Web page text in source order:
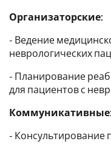
Организаторские:
- Ведение
неврологических
- Планирование
для пациентов с
Коммуникативные:
- Консультирование